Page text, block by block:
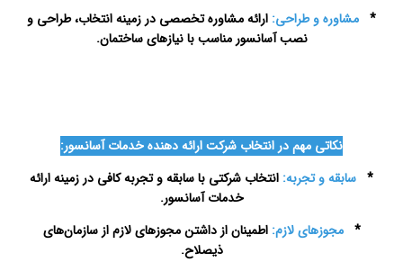
* مشاوره و طراحی: ارائه مشاوره تخصصی در زمینه انتخاب، طراحی و
نصب آسانسور مناسب با نیازهای ساختمان.
نکاتی مهم در انتخاب شرکت ارائه دهنده خدمات آسانسور:
* سابقه و تجربه: انتخاب شرکتی با سابقه و تجربه کافی در زمینه ارائه
خدمات آسانسور.
* مجوزهای لازم: اطمینان از داشتن مجوزهای لازم از سازمان‌های
ذیصلاح.